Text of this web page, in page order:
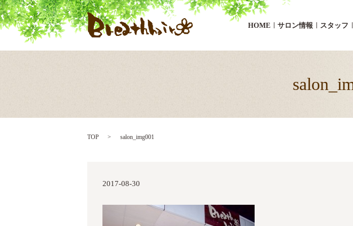
HOME サロン情報 スタッフ
TOP salon_img001
2017-08-30